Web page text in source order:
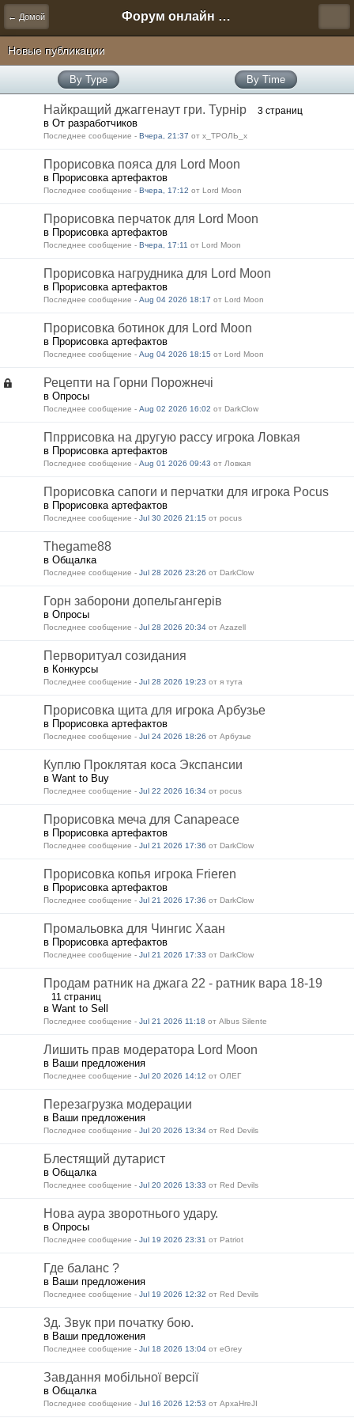
← Домой Форум онлайн игры "Новая Эра" (Нюра Биз)
Новые публикации
By Type By Time
Найкращий джаггенаут гри. Турнір 3 страниц
в От разработчиков
Последнее сообщение - Вчера, 21:37 от х_ТРОЛЬ_х
Прорисовка пояса для Lord Moon
в Прорисовка артефактов
Последнее сообщение - Вчера, 17:12 от Lord Moon
Прорисовка перчаток для Lord Moon
в Прорисовка артефактов
Последнее сообщение - Вчера, 17:11 от Lord Moon
Прорисовка нагрудника для Lord Moon
в Прорисовка артефактов
Последнее сообщение - Aug 04 2026 18:17 от Lord Moon
Прорисовка ботинок для Lord Moon
в Прорисовка артефактов
Последнее сообщение - Aug 04 2026 18:15 от Lord Moon
Рецепти на Горни Порожнечі
в Опросы
Последнее сообщение - Aug 02 2026 16:02 от DarkClow
Ппррисовка на другую рассу игрока Ловкая
в Прорисовка артефактов
Последнее сообщение - Aug 01 2026 09:43 от Ловкая
Прорисовка сапоги и перчатки для игрока Pocus
в Прорисовка артефактов
Последнее сообщение - Jul 30 2026 21:15 от pocus
Thegame88
в Общалка
Последнее сообщение - Jul 28 2026 23:26 от DarkClow
Горн заборони допельгангерів
в Опросы
Последнее сообщение - Jul 28 2026 20:34 от Azazell
Перворитуал созидания
в Конкурсы
Последнее сообщение - Jul 28 2026 19:23 от я тута
Прорисовка щита для игрока Арбузье
в Прорисовка артефактов
Последнее сообщение - Jul 24 2026 18:26 от Арбузье
Куплю Проклятая коса Экспансии
в Want to Buy
Последнее сообщение - Jul 22 2026 16:34 от pocus
Прорисовка меча для Canapeace
в Прорисовка артефактов
Последнее сообщение - Jul 21 2026 17:36 от DarkClow
Прорисовка копья игрока Frieren
в Прорисовка артефактов
Последнее сообщение - Jul 21 2026 17:36 от DarkClow
Промальовка для Чингис Хаан
в Прорисовка артефактов
Последнее сообщение - Jul 21 2026 17:33 от DarkClow
Продам ратник на джага 22 - ратник вара 18-19
11 страниц
в Want to Sell
Последнее сообщение - Jul 21 2026 11:18 от Albus Silente
Лишить прав модератора Lord Moon
в Ваши предложения
Последнее сообщение - Jul 20 2026 14:12 от ОЛЕГ
Перезагрузка модерации
в Ваши предложения
Последнее сообщение - Jul 20 2026 13:34 от Red Devils
Блестящий дутарист
в Общалка
Последнее сообщение - Jul 20 2026 13:33 от Red Devils
Нова аура зворотнього удару.
в Опросы
Последнее сообщение - Jul 19 2026 23:31 от Patriot
Где баланс ?
в Ваши предложения
Последнее сообщение - Jul 19 2026 12:32 от Red Devils
3д. Звук при початку бою.
в Ваши предложения
Последнее сообщение - Jul 18 2026 13:04 от eGrey
Завдання мобільної версії
в Общалка
Последнее сообщение - Jul 16 2026 12:53 от ApxaHreJI